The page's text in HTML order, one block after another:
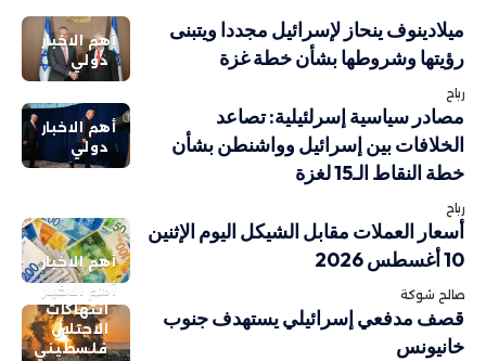
أهم الاخبار
دولي
ميلادينوف ينحاز لإسرائيل مجددا ويتبنى
رؤيتها وشروطها بشأن خطة غزة
رباح
أهم الاخبار
دولي
مصادر سياسية إسرلئيلية: تصاعد
الخلافات بين إسرائيل وواشنطن بشأن
خطة النقاط الـ15 لغزة
رباح
أهم الاخبار
أسعار العملات مقابل الشيكل اليوم الإثنين
10 أغسطس 2026
صالح شوكة
أهم الاخبار
انتهاكات
الاحتلال
فلسطيني
قصف مدفعي إسرائيلي يستهدف جنوب
خانيونس